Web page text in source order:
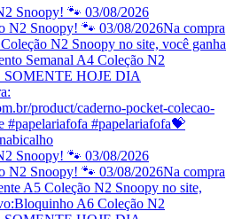
Snoopy! 🐾 03/08/2026
Snoopy! 🐾 03/08/2026